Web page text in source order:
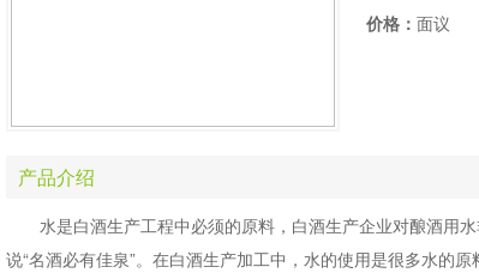
价格： 面议
产品介绍
水是白酒生产工程中必须的原料，白酒生产企业对酿酒用水
说“名酒必有佳泉”。在白酒生产加工中，水的使用是很多水的